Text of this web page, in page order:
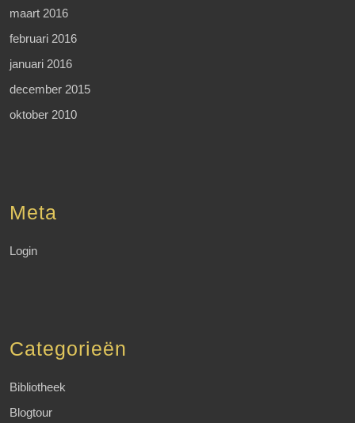
maart 2016
februari 2016
januari 2016
december 2015
oktober 2010
Meta
Login
Categorieën
Bibliotheek
Blogtour